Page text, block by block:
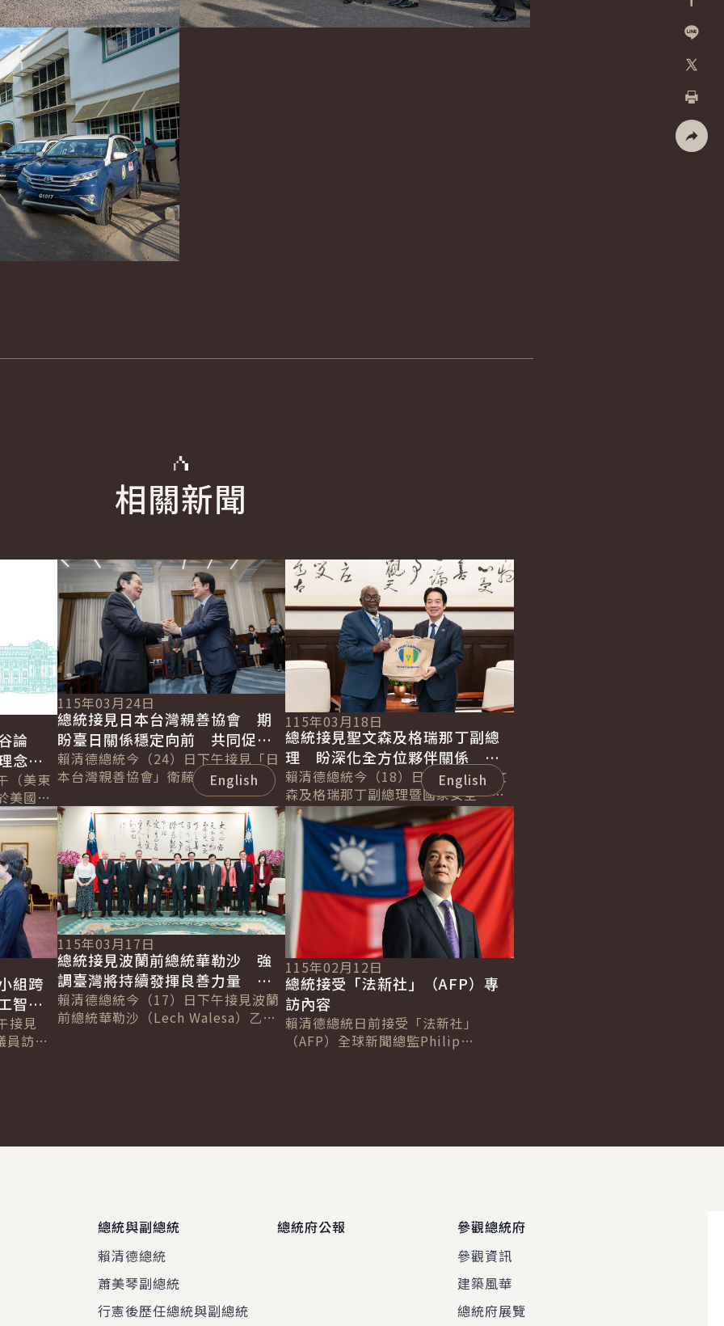
加入好
列印
相關新聞
論
念相
繁榮
（美東
美國
&
詳細內容
115年03月24日
總統接見日本台灣親善協會 期
盼臺日關係穩定向前 共同促進
區域經濟繁榮發展
賴清德總統今（24）日下午接見「日
本台灣親善協會」衛藤征士郎會長乙
行，感謝協會長期支持臺灣，促進臺
日在各領域的交流合作。並表示，臺
日除在半導...
詳細內容
115年03月18日
總統接見聖文森及格瑞那丁副總
理 盼深化全方位夥伴關係 持
續拓展邦誼
賴清德總統今（18）日下午接見聖文
森及格瑞那丁副總理暨國家安全、災
害管理及移民部長李考克（St. Claire
Leacock）伉儷乙行時表...
組跨
智慧
接見
員訪問
詳細內容
115年03月17日
總統接見波蘭前總統華勒沙 強
調臺灣將持續發揮良善力量 成
為全球民主韌性的貢獻者
賴清德總統今（17）日下午接見波蘭
前總統華勒沙（Lech Walesa）乙
English
詳細內容
115年02月12日
總統接受「法新社」（AFP）專
訪內容
賴清德總統日前接受「法新社」
（AFP）全球新聞總監Philip
English
總統與副總統
賴清德總統
蕭美琴副總統
行憲後歷任總統與副總統
總統府公報
參觀總統府
參觀資訊
建築風華
總統府展覽